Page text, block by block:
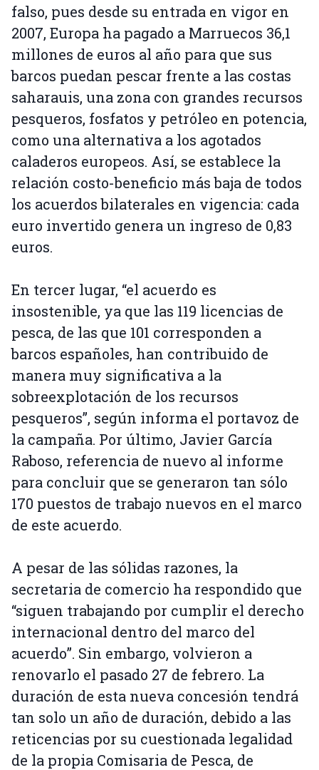
falso, pues desde su entrada en vigor en
2007, Europa ha pagado a Marruecos 36,1
millones de euros al año para que sus
barcos puedan pescar frente a las costas
saharauis, una zona con grandes recursos
pesqueros, fosfatos y petróleo en potencia,
como una alternativa a los agotados
caladeros europeos. Así, se establece la
relación costo-beneficio más baja de todos
los acuerdos bilaterales en vigencia: cada
euro invertido genera un ingreso de 0,83
euros.
En tercer lugar, “el acuerdo es
insostenible, ya que las 119 licencias de
pesca, de las que 101 corresponden a
barcos españoles, han contribuido de
manera muy significativa a la
sobreexplotación de los recursos
pesqueros”, según informa el portavoz de
la campaña. Por último, Javier García
Raboso, referencia de nuevo al informe
para concluir que se generaron tan sólo
170 puestos de trabajo nuevos en el marco
de este acuerdo.
A pesar de las sólidas razones, la
secretaria de comercio ha respondido que
“siguen trabajando por cumplir el derecho
internacional dentro del marco del
acuerdo”. Sin embargo, volvieron a
renovarlo el pasado 27 de febrero. La
duración de esta nueva concesión tendrá
tan solo un año de duración, debido a las
reticencias por su cuestionada legalidad
de la propia Comisaria de Pesca, de